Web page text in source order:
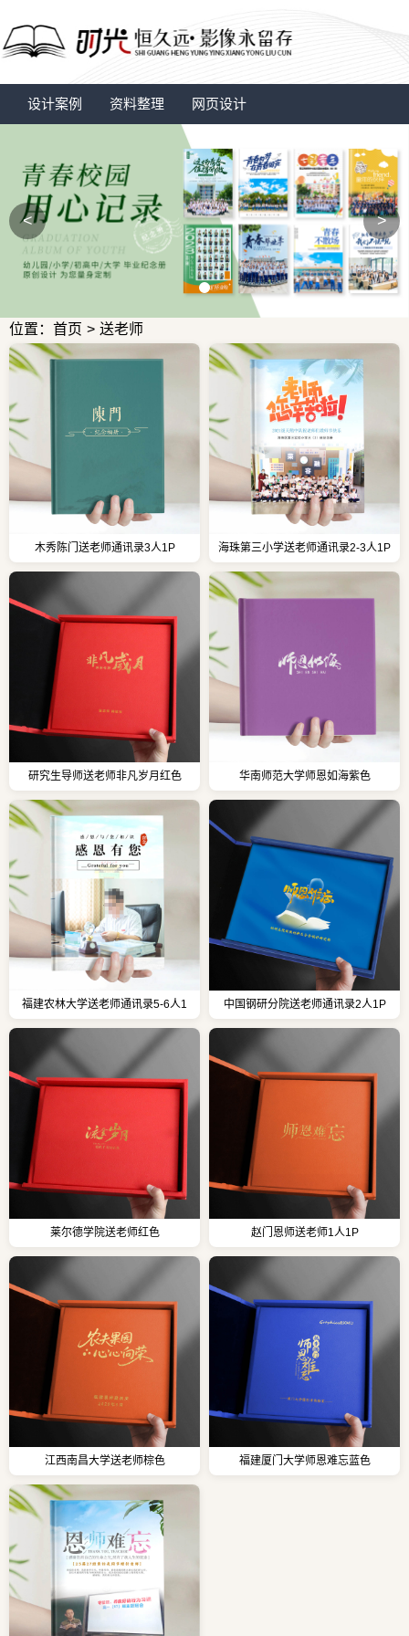
设计案例 资料整理 网页设计
< >
位置：首页 > 送老师
木秀陈门送老师通讯录3人1P 海珠第三小学送老师通讯录2-3人1P
研究生导师送老师非凡岁月红色 华南师范大学师恩如海紫色
福建农林大学送老师通讯录5-6人1 中国钢研分院送老师通讯录2人1P
莱尔德学院送老师红色 赵门恩师送老师1人1P
江西南昌大学送老师棕色 福建厦门大学师恩难忘蓝色